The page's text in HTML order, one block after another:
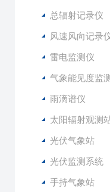
总辐射记录仪
风速风向记录
雷电监测仪
气象能见度监
雨滴谱仪
太阳辐射观测
光伏气象站
光伏监测系统
手持气象站